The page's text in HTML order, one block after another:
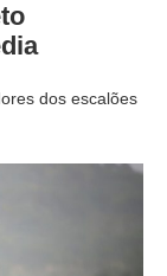
dos escalões